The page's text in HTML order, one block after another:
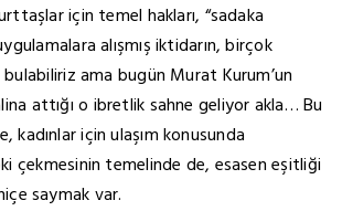
için temel hakları, “sadaka
alışmış iktidarın, birçok
ama bugün Murat Kurum’un
attığı o ibretlik sahne geliyor akla… Bu
kadınlar için ulaşım konusunda
çekmesinin temelinde de, esasen eşitliği
saymak var.